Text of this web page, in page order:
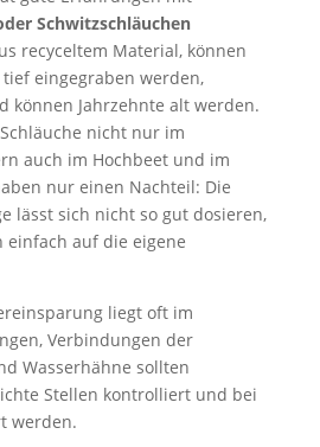
Schwitzschläuchen
recyceltem Material, können
eingegraben werden,
können Jahrzehnte alt werden.
nicht nur im
auch im Hochbeet und im
nur einen Nachteil: Die
lässt sich nicht so gut dosieren,
einfach auf die eigene
liegt oft im
Verbindungen der
Wasserhähne sollten
Stellen kontrolliert und bei
werden.